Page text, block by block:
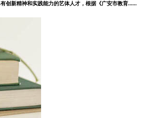
创新精神和实践能力的艺体人才，根据《广安市教育......